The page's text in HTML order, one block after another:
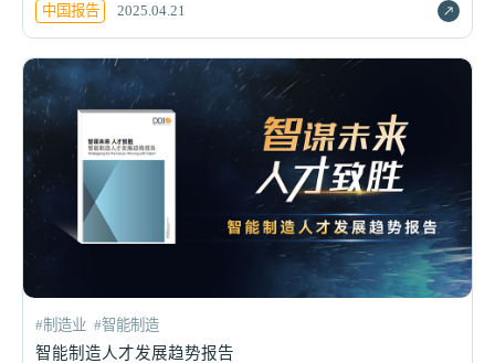
中国报告 2025.04.21
#制造业 #智能制造
智能制造人才发展趋势报告